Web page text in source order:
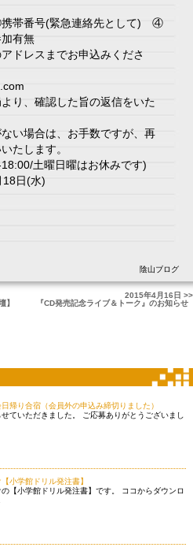
番号(緊急連絡先として) ④
有無
ドレスまでお申込みくださ
り、確認した旨の返信をいた
い場合は、お手数ですが、再
たします。
土曜日曜はお休みです)
18日(水)
陰山ブログ
】
2015年4月16日 >>
『CD発売記念ライブ＆トーク』のお知らせ
帰り合宿（会員外の申込み締切りました）
ていただきました。 ご応募ありがとうございまし
小学館ドリル発注書】
【小学館ドリル発注書】です。 ココからダウンロ